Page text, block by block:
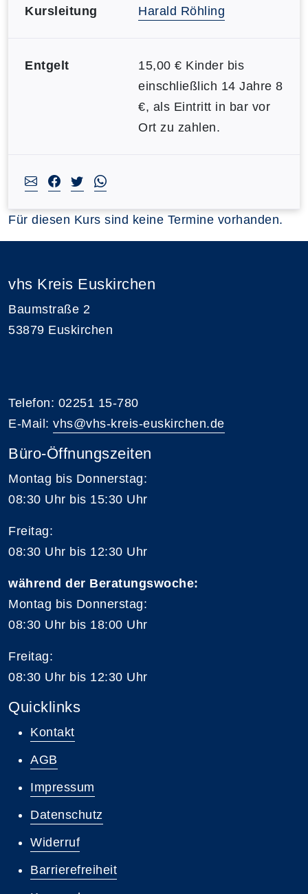
Kursleitung Harald Röhling
Entgelt
15,00 € Kinder bis
einschließlich 14 Jahre 8
€, als Eintritt in bar vor
Ort zu zahlen.
Für diesen Kurs sind keine Termine vorhanden.
vhs Kreis Euskirchen
Baumstraße 2
53879 Euskirchen
Telefon: 02251 15-780
E-Mail: vhs@vhs-kreis-euskirchen.de
Büro-Öffnungszeiten
Montag bis Donnerstag:
08:30 Uhr bis 15:30 Uhr
Freitag:
08:30 Uhr bis 12:30 Uhr
während der Beratungswoche:
Montag bis Donnerstag:
08:30 Uhr bis 18:00 Uhr
Freitag:
08:30 Uhr bis 12:30 Uhr
Quicklinks
Kontakt
AGB
Impressum
Datenschutz
Widerruf
Barrierefreiheit